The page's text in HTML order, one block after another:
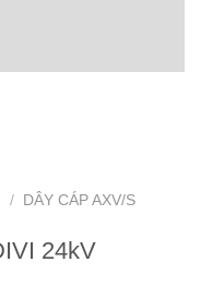
/
DÂY CÁP AXV/S
24kV